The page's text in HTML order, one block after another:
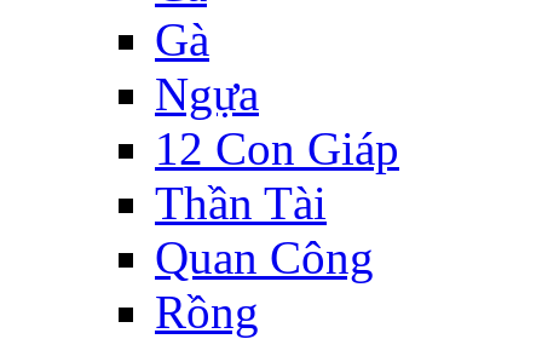
Gà
Ngựa
12 Con Giáp
Thần Tài
Quan Công
Rồng